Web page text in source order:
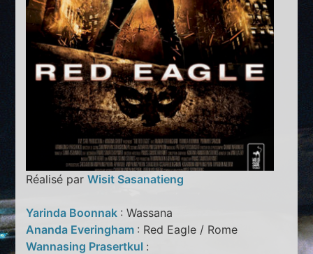
Réalisé parWisit Sasanatieng
Yarinda Boonnak : Wassana
Ananda Everingham : Red Eagle / Rome
Wannasing Prasertkul :